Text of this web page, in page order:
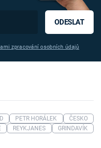
ODESLAT
zpracování osobních údajů
PETR HORÁLEK
ČESKO
REYKJANES GRINDAVÍK